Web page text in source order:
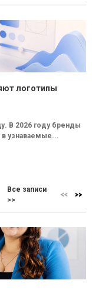
логотипы
В 2026 году бренды
в узнаваемые...
Все записи
>>